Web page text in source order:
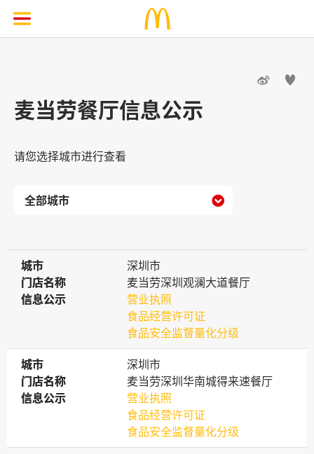
 
麦当劳餐厅信息公示
请您选择城市进行查看

城市
城市
深圳市
门店名称
门店名称
麦当劳深圳观澜大道餐厅
信息公示
信息公示
营业执照
食品经营许可证
食品安全监督量化分级
城市
城市
深圳市
门店名称
门店名称
麦当劳深圳华南城得来速餐厅
信息公示
信息公示
营业执照
食品经营许可证
食品安全监督量化分级